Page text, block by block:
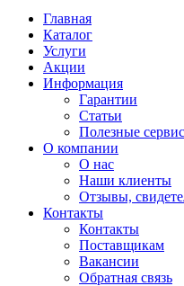
Главная
Каталог
Услуги
Акции
Информация
Гарантии
Статьи
Полезные
О компании
О нас
Наши клиенты
Отзывы,
Контакты
Контакты
Поставщикам
Вакансии
Обратная связь